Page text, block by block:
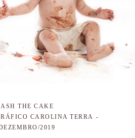
THE CAKE
CAROLINA TERRA
2019